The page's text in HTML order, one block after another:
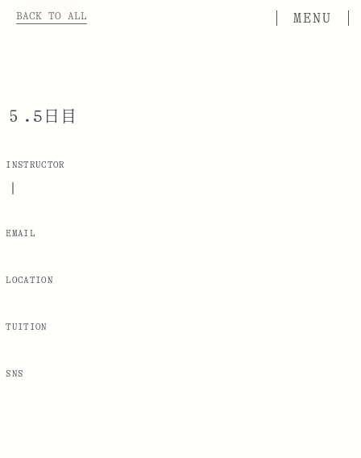
BACK TO ALL
５.5日目
INSTRUCTOR
|
EMAIL
LOCATION
TUITION
SNS